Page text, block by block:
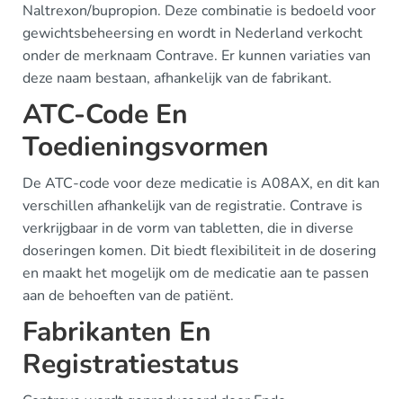
Naltrexon/bupropion. Deze combinatie is bedoeld voor
gewichtsbeheersing en wordt in Nederland verkocht
onder de merknaam Contrave. Er kunnen variaties van
deze naam bestaan, afhankelijk van de fabrikant.
ATC-Code En
Toedieningsvormen
De ATC-code voor deze medicatie is A08AX, en dit kan
verschillen afhankelijk van de registratie. Contrave is
verkrijgbaar in de vorm van tabletten, die in diverse
doseringen komen. Dit biedt flexibiliteit in de dosering
en maakt het mogelijk om de medicatie aan te passen
aan de behoeften van de patiënt.
Fabrikanten En
Registratiestatus